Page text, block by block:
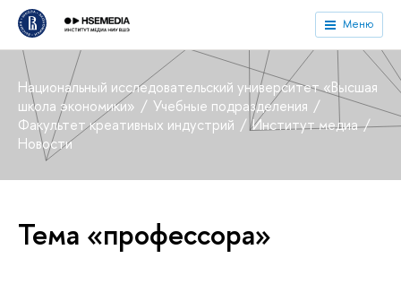
Меню
Национальный исследовательский университет «Высшая
школа экономики»
Учебные подразделения
Факультет креативных индустрий
Институт медиа
Новости
Тема «профессора»